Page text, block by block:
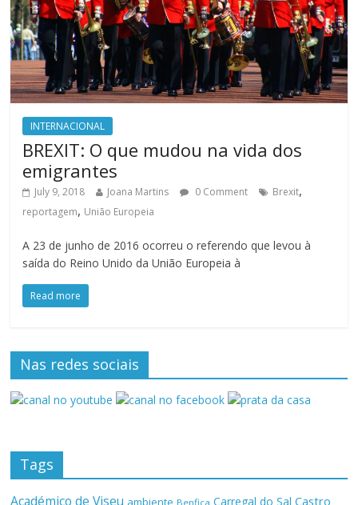
INTERNACIONAL
BREXIT: O que mudou na vida dos
emigrantes
July 9, 2018 Joana Martins 0 Comment Brexit,
reportagem, União Europeia
A 23 de junho de 2016 ocorreu o referendo que levou à
saída do Reino Unido da União Europeia à
Read more
Nas redes sociais
Tags
Académico de Viseu ambiente Benfica Carregal do Sal Castro